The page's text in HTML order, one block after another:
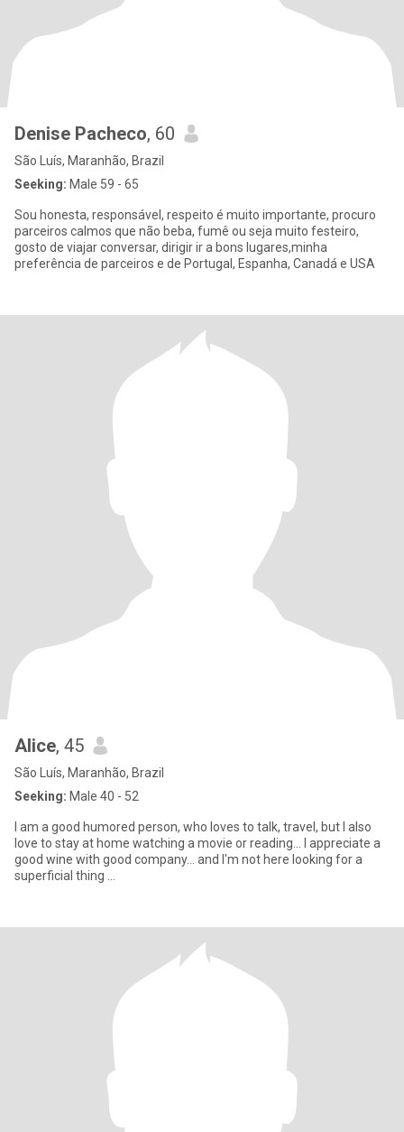
Denise Pacheco, 60
São Luís, Maranhão, Brazil
Seeking: Male 59 - 65
Sou honesta, responsável, respeito é muito importante, procuro
parceiros calmos que não beba, fumê ou seja muito festeiro,
gosto de viajar conversar, dirigir ir a bons lugares,minha
preferência de parceiros e de Portugal, Espanha, Canadá e USA
Alice, 45
São Luís, Maranhão, Brazil
Seeking: Male 40 - 52
I am a good humored person, who loves to talk, travel, but I also
love to stay at home watching a movie or reading... I appreciate a
good wine with good company... and I'm not here looking for a
superficial thing ...